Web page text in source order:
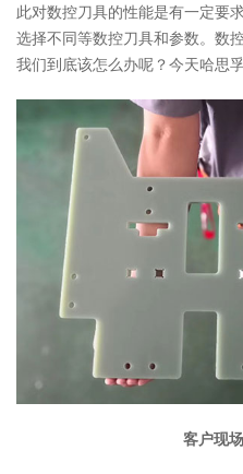
此对数控刀具的性能是有一定要
选择不同等数控刀具和参数。数
我们到底该怎么办呢？今天哈思
客户现